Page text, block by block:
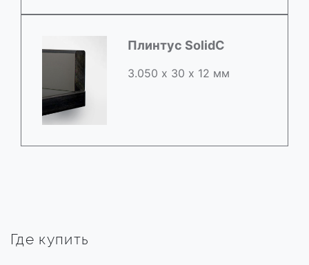
Плинтус SolidC
3.050 х 30 х 12 мм
Где купить